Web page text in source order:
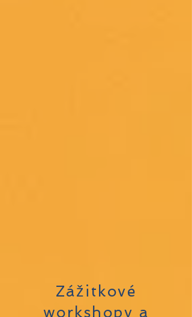
Zážitkové
workshopy a